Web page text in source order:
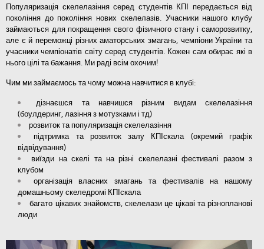
Популяризація скелелазіння серед студентів КПІ передається від
покоління до покоління нових скелелазів. Учасники нашого клубу
займаються для покращення свого фізичного стану і саморозвитку,
але є й переможці різних аматорських змагань, чемпіони України та
учасники чемпіонатів світу серед студентів. Кожен сам обирає які в
нього цілі та бажання. Ми раді всім охочим!
Чим ми займаємось та чому можна навчитися в клубі:
дізнаєшся та навчишся різним видам скелелазіння
(боулдеринг, лазіння з мотузками і тд)
розвиток та популяризація скелелазіння
підтримка та розвиток залу КПІскала (окремий графік
відвідування)
виїзди на скелі та на різні скелелазні фестивалі разом з
клубом
організація власних змагань та фестивалів на нашому
домашньому скеледромі КПІскала
багато цікавих знайомств, скелелази це цікаві та різнопланові
люди